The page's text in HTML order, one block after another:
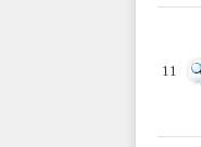
11